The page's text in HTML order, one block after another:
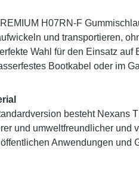
H07RN-F
und transportieren,
Wahl für den Einsatz
Bootkabel oder im
besteht
und umweltfreundlicher und
Anwendungen und